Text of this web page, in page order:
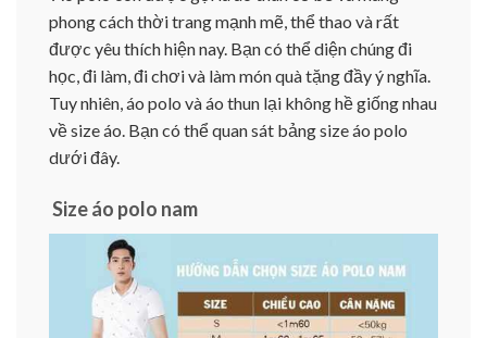
phong cách thời trang mạnh mẽ, thể thao và rất
được yêu thích hiện nay. Bạn có thể diện chúng đi
học, đi làm, đi chơi và làm món quà tặng đầy ý nghĩa.
Tuy nhiên, áo polo và áo thun lại không hề giống nhau
về size áo. Bạn có thể quan sát bảng size áo polo
dưới đây.
Size áo polo nam